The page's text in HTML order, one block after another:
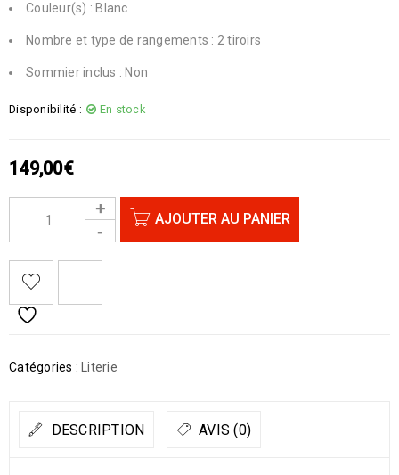
Couleur(s) : Blanc
Nombre et type de rangements : 2 tiroirs
Sommier inclus : Non
Disponibilité : En stock
149,00€
AJOUTER AU PANIER
Catégories : Literie
DESCRIPTION AVIS (0)